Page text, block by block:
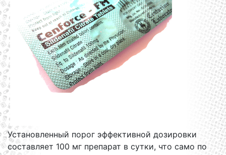
Установленный порог эффективной дозировки
составляет 100 мг препарат в сутки, что само по